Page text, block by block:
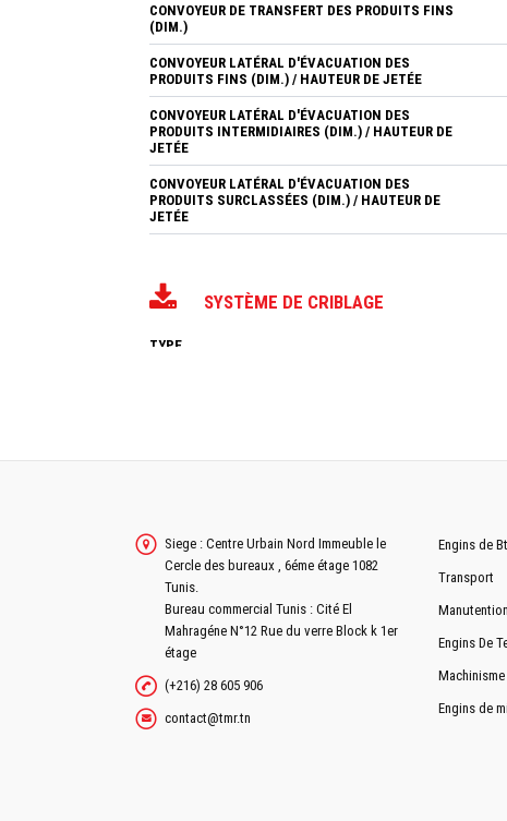
CONVOYEUR DE TRANSFERT DES PRODUITS FINS
(DIM.)
CONVOYEUR LATÉRAL D'ÉVACUATION DES
PRODUITS FINS (DIM.) / HAUTEUR DE JETÉE
CONVOYEUR LATÉRAL D'ÉVACUATION DES
PRODUITS INTERMIDIAIRES (DIM.) / HAUTEUR DE
JETÉE
CONVOYEUR LATÉRAL D'ÉVACUATION DES
PRODUITS SURCLASSÉES (DIM.) / HAUTEUR DE
JETÉE
SYSTÈME DE CRIBLAGE
TYPE
POIDS E ORDRE DE MARCHE
LONGUEUR EN POSITION DE TRANSPORT
LARGEUR EN POSITION DE TRANSPORT
HAUTEUR EN POSITION DE TRANSPORT
Siege : Centre Urbain Nord Immeuble le
Cercle des bureaux , 6éme étage 1082
Tunis.
Bureau commercial Tunis : Cité El
Mahragéne N°12 Rue du verre Block k 1er
étage
(+216) 28 605 906
contact@tmr.tn
Engins de
Transport
Manutention
Engins De
Engins de